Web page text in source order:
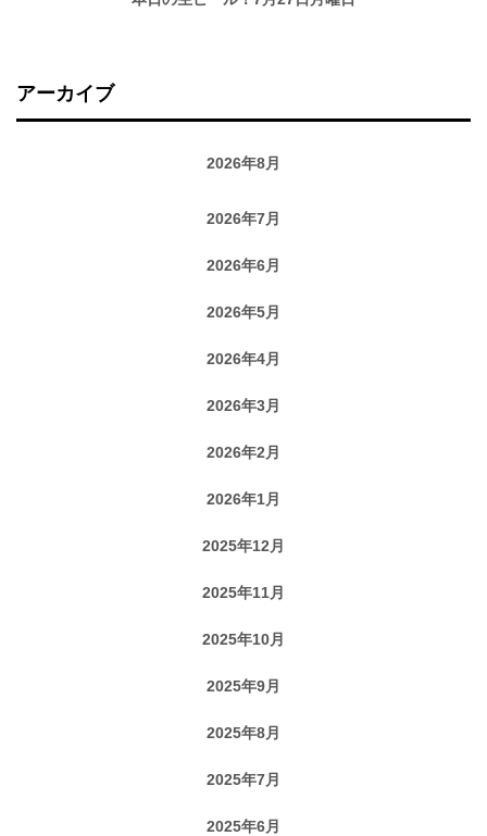
アーカイブ
2026年8月
2026年7月
2026年6月
2026年5月
2026年4月
2026年3月
2026年2月
2026年1月
2025年12月
2025年11月
2025年10月
2025年9月
2025年8月
2025年7月
2025年6月